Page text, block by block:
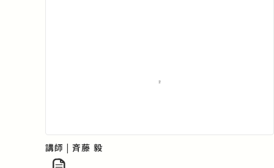
講師 | 斉藤 毅